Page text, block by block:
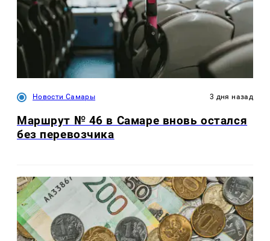
Новости Самары 3 дня назад
Маршрут № 46 в Самаре вновь остался
без перевозчика